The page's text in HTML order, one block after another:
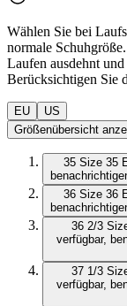
Wählen Sie bei
normale
Laufen ausdehnt
Berücksichtigen Sie
EU
US
Größenübersicht
35 Size 35
36 Size 36
36 2/3
verfügbar,
37 1/3
verfügbar,